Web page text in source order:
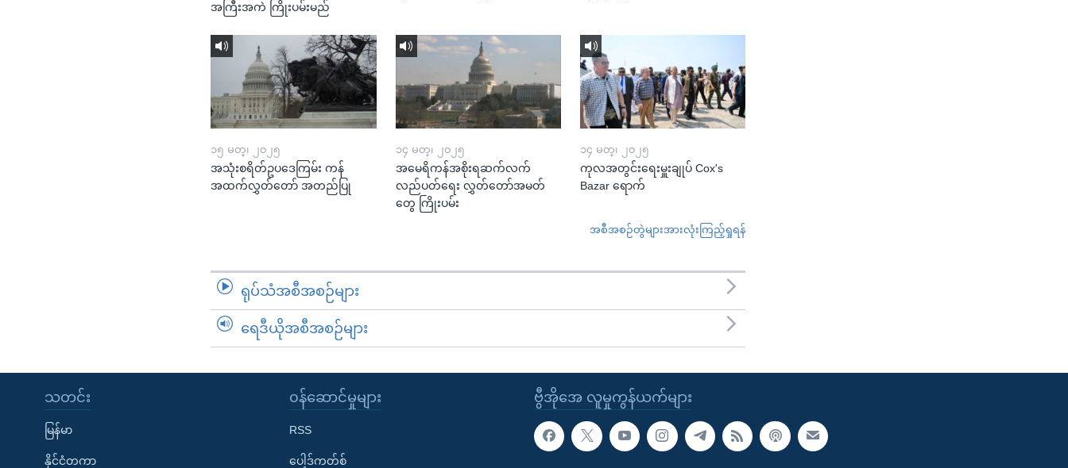
အကြီးအကဲ ကြိုးပမ်းမည်
၁၅ မတ္၊ ၂၀၂၅
အသုံးစရိတ်ဥပဒေကြမ်း ကန်
အထက်လွှတ်တော် အတည်ပြု
၁၄ မတ္၊ ၂၀၂၅
အမေရိကန်အစိုးရဆက်လက်
လည်ပတ်ရေး လွှတ်တော်အမတ်
တွေ ကြိုးပမ်း
၁၄ မတ္၊ ၂၀၂၅
ကုလအတွင်းရေးမှူးချုပ် Cox's
Bazar ရောက်
အစီအစဉ်တွဲများအားလုံးကြည့်ရှုရန်
ရုပ်သံအစီအစဉ်များ
ရေဒီယိုအစီအစဉ်များ
ဗွီအိုအေ လူမှုကွန်ယက်များ
သတင်း
မြန်မာ
နိုင်ငံတကာ
၀န်ဆောင်မှုများ
RSS
ပေါ့ဒ်ကတ်စ်